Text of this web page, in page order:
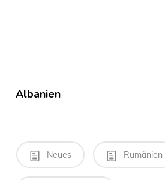
Albanien
Neues Rumänien